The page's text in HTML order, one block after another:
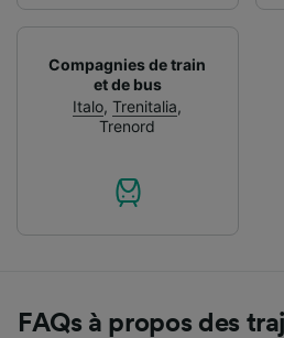
Compagnies de train
et de bus
Italo,Trenitalia,
Trenord
FAQs à propos des